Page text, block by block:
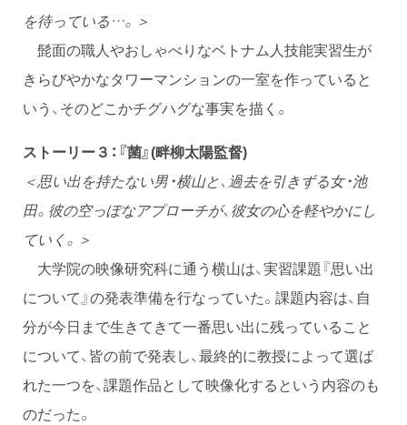
を待っている…。＞
髭面の職人やおしゃべりなベトナム人技能実習生が
きらびやかなタワーマンションの一室を作っていると
いう、そのどこかチグハグな事実を描く。
ストーリー３：『菌』(畔柳太陽監督)
＜思い出を持たない男・横山と、過去を引きずる女・池
田。彼の空っぽなアプローチが、彼女の心を軽やかにし
ていく。＞
大学院の映像研究科に通う横山は、実習課題『思い出
について』の発表準備を行なっていた。課題内容は、自
分が今日まで生きてきて一番思い出に残っていること
について、皆の前で発表し、最終的に教授によって選ば
れた一つを、課題作品として映像化するという内容のも
のだった。